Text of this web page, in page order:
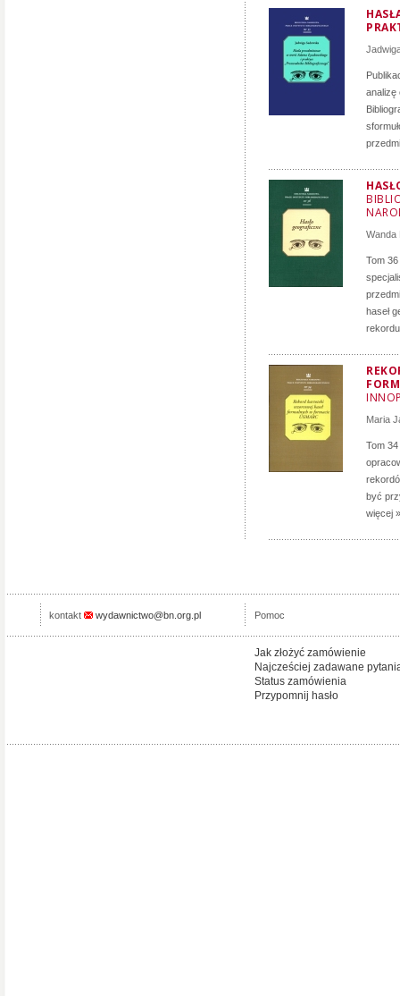
analizę
Wanda
Tom
haseł
Maria
Tom
być
więcej »
kontakt wydawnictwo@bn.org.pl Pomoc
Jak złożyć zamówienie
Najcześciej zadawane
Status zamówienia
Przypomnij hasło